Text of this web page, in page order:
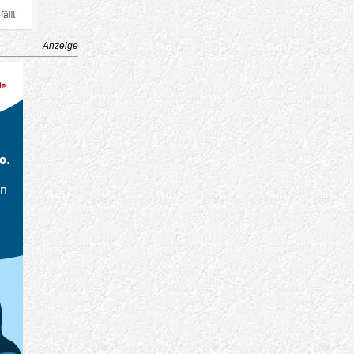
Anzeige